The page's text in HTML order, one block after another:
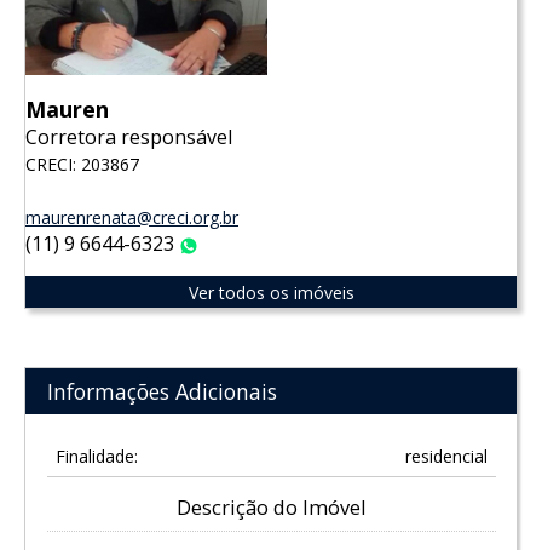
Mauren
Corretora responsável
CRECI: 203867
maurenrenata@creci.org.br
(11) 9 6644-6323
Ver todos os imóveis
Informações Adicionais
Finalidade: residencial
Descrição do Imóvel